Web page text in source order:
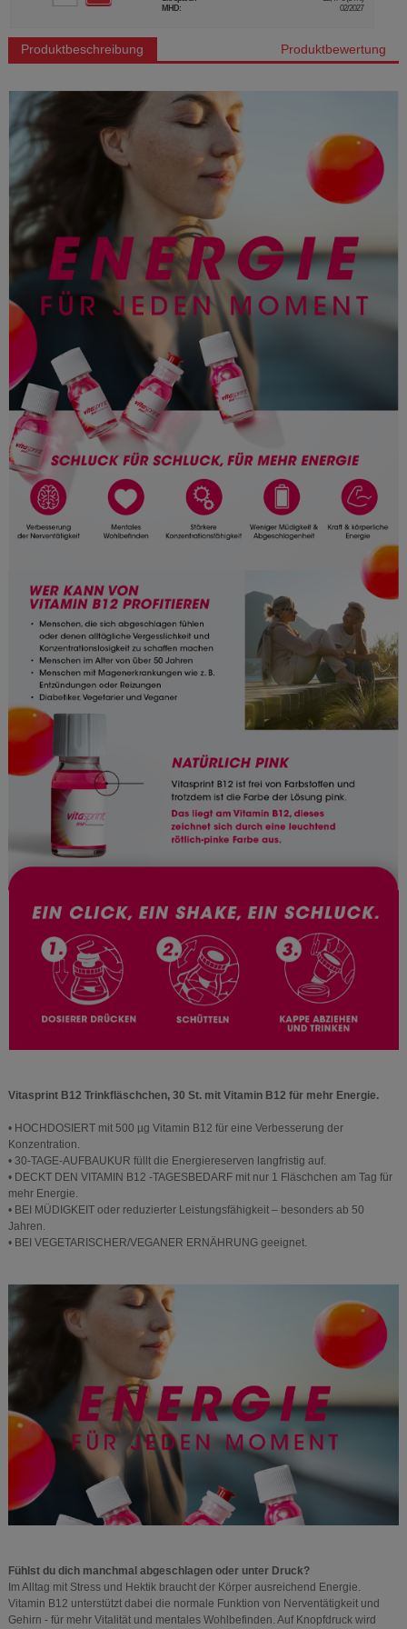
…
Produktbeschreibung Produktbewertung
Vitasprint B12 Trinkfläschchen, 30 St. mit Vitamin B12 für mehr Energie.
• HOCHDOSIERT mit 500 µg Vitamin B12 für eine Verbesserung der
Konzentration.
• 30-TAGE-AUFBAUKUR füllt die Energiereserven langfristig auf.
• DECKT DEN VITAMIN B12 -TAGESBEDARF mit nur 1 Fläschchen am Tag für
mehr Energie.
• BEI MÜDIGKEIT oder reduzierter Leistungsfähigkeit – besonders ab 50
Jahren.
• BEI VEGETARISCHER/VEGANER ERNÄHRUNG geeignet.
Fühlst du dich manchmal abgeschlagen oder unter Druck?
Im Alltag mit Stress und Hektik braucht der Körper ausreichend Energie.
Vitamin B12 unterstützt dabei die normale Funktion von Nerventätigkeit und
Gehirn - für mehr Vitalität und mentales Wohlbefinden. Auf Knopfdruck wird